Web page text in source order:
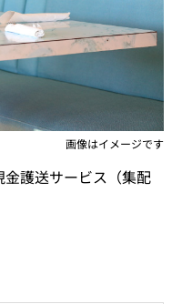
画像はイメージです
護送サービス（集配